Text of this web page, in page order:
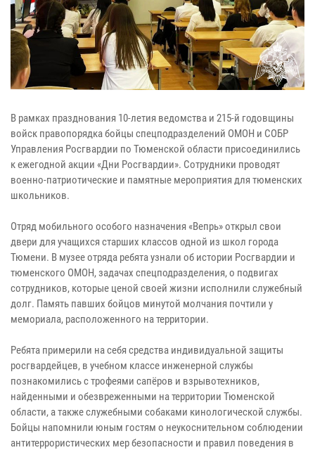
В рамках празднования 10-летия ведомства и 215-й годовщины
войск правопорядка бойцы спецподразделений ОМОН и СОБР
Управления Росгвардии по Тюменской области присоединились
к ежегодной акции «Дни Росгвардии». Сотрудники проводят
военно-патриотические и памятные мероприятия для тюменских
школьников.
Отряд мобильного особого назначения «Вепрь» открыл свои
двери для учащихся старших классов одной из школ города
Тюмени. В музее отряда ребята узнали об истории Росгвардии и
тюменского ОМОН, задачах спецподразделения, о подвигах
сотрудников, которые ценой своей жизни исполнили служебный
долг. Память павших бойцов минутой молчания почтили у
мемориала, расположенного на территории.
Ребята примерили на себя средства индивидуальной защиты
росгвардейцев, в учебном классе инженерной службы
познакомились с трофеями сапёров и взрывотехников,
найденными и обезвреженными на территории Тюменской
области, а также служебными собаками кинологической службы.
Бойцы напомнили юным гостям о неукоснительном соблюдении
антитеррористических мер безопасности и правил поведения в